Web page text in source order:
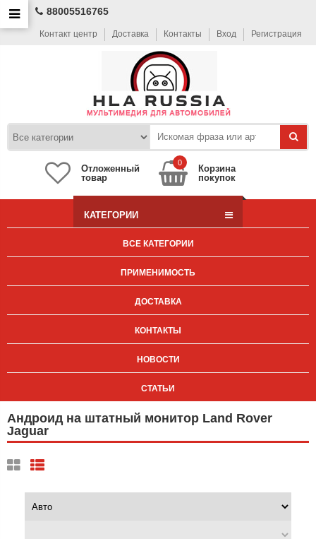
88005516765
Контакт центр Доставка Контакты Вход Регистрация
Отложенный
товар
0
Корзина
покупок
КАТЕГОРИИ
ВСЕ КАТЕГОРИИ
ПРИМЕНИМОСТЬ
ДОСТАВКА
КОНТАКТЫ
НОВОСТИ
СТАТЬИ
Андроид на штатный монитор Land Rover
Jaguar